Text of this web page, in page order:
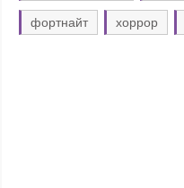
фортнайт хоррор